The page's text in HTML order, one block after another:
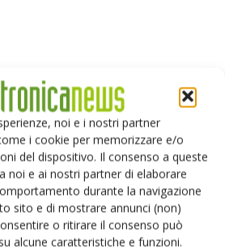
noi e i nostri partner
i cookie per memorizzare e/o
del dispositivo. Il consenso a queste
noi e ai nostri partner di elaborare
durante la navigazione
sito e di mostrare annunci (non)
o ritirare il consenso può
alcune caratteristiche e funzioni.